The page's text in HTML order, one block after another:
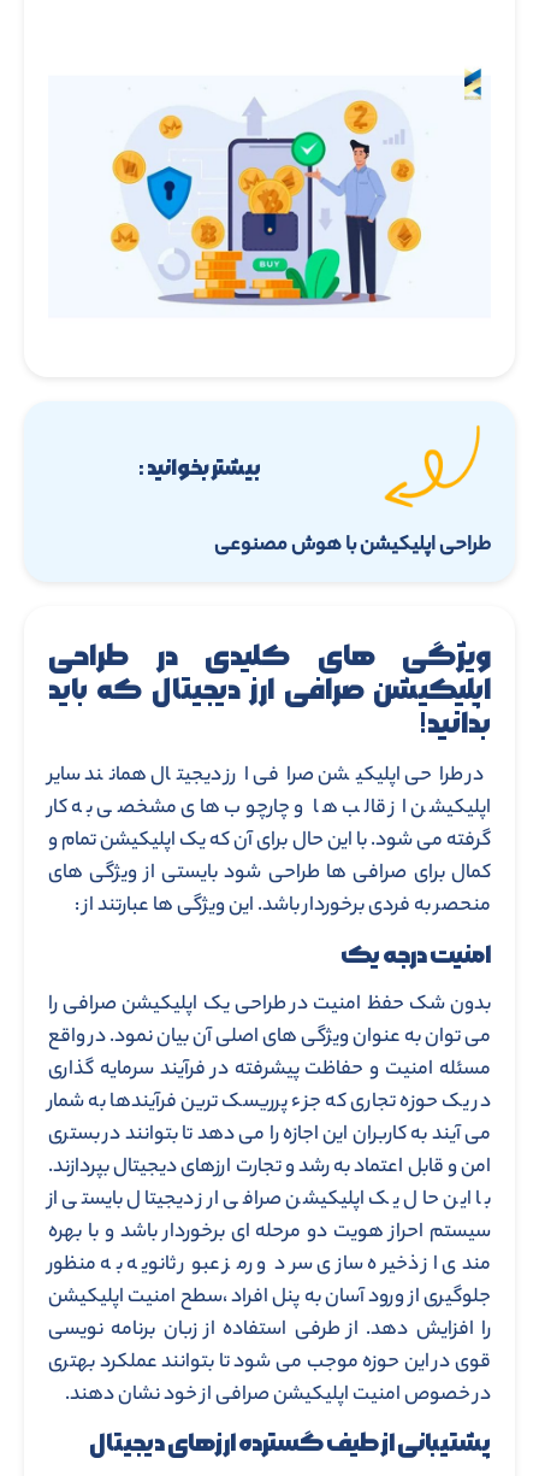
بیشتر بخوانید :
طراحی اپلیکیشن با هوش مصنوعی
ویژگی های کلیدی در طراحی
اپلیکیشن صرافی ارز دیجیتال که باید
بدانید!
در طراحی اپلیکیشن صرافی ارز دیجیتال همانند سایر
اپلیکیشن از قالب ها و چارچوب های مشخصی به کار
گرفته می شود. با این حال برای آن که یک اپلیکیشن تمام و
کمال برای صرافی ها طراحی شود بایستی از ویژگی های
منحصر به فردی برخوردار باشد. این ویژگی ها عبارتند از :
امنیت درجه یک
بدون شک حفظ امنیت در طراحی یک اپلیکیشن صرافی را
می توان به عنوان ویژگی های اصلی آن بیان نمود. در واقع
مسئله امنیت و حفاظت پیشرفته در فرآیند سرمایه گذاری
در یک حوزه تجاری که جزء پرریسک ترین فرآیندها به شمار
می آیند به کاربران این اجازه را می دهد تا بتوانند در بستری
امن و قابل اعتماد به رشد و تجارت ارزهای دیجیتال بپردازند.
با این حال یک اپلیکیشن صرافی ارز دیجیتال بایستی از
سیستم احراز هویت دو مرحله ای برخوردار باشد و با بهره
مندی از ذخیره سازی سرد و رمز عبور ثانویه به منظور
جلوگیری از ورود آسان به پنل افراد ،سطح امنیت اپلیکیشن
را افزایش دهد. از طرفی استفاده از زبان برنامه نویسی
قوی در این حوزه موجب می شود تا بتوانند عملکرد بهتری
در خصوص امنیت اپلیکیشن صرافی از خود نشان دهند.
پشتیبانی از طیف گسترده ارزهای دیجیتال